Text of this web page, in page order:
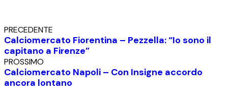
PRECEDENTE
Calciomercato Fiorentina – Pezzella: “Io sono il
capitano a Firenze”
PROSSIMO
Calciomercato Napoli – Con Insigne accordo
ancora lontano